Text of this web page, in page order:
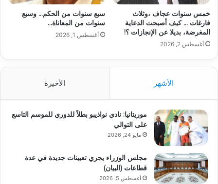
خمس سنوات عجاف ،وثلاث
فارغات … كيف أصبحت الدعاية
المغرضة، بديلا عن الإنجازات ؟!
أغسطس 2, 2026
سبع سنوات من الحكم… وسبع
سنوات من المعاناة…
أغسطس 1, 2026
الأشهر الأخيرة
موريتانيا: نادي نواذيبو بطلاً للدوري للموسم التاسع
على التوالي
مايو 24, 2026
مجلس الوزراء يجري تعيينات جديدة في عدة
قطاعات (البيان)
أغسطس 5, 2026